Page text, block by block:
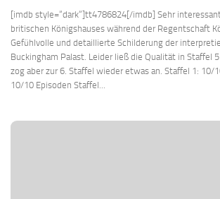
[imdb style=“dark“]tt4786824[/imdb] Sehr
britischen Königshauses während der Regentschaft
Gefühlvolle und detaillierte Schilderung der
Buckingham Palast. Leider ließ die Qualität in Staffel
zog aber zur 6. Staffel wieder etwas an. Staffel 1: 10/
10/10 Episoden Staffel...